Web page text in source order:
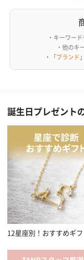
・キーワー
・他のキ
・「ブランド
誕生日プレゼント
12星座別！おすすめギ